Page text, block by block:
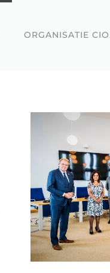
ORGANISATIE CIO